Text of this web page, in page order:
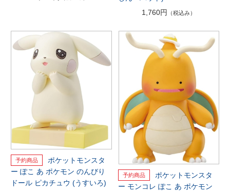
1,760円
（税込み）
ポケットモンスタ
ー ぽこ あ ポケモン のんびり
ドール ピカチュウ (うすいろ)
ポケットモンスタ
ー モンコレ ぽこ あ ポケモン